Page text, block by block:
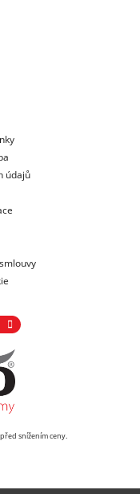
údajů
snížením ceny.